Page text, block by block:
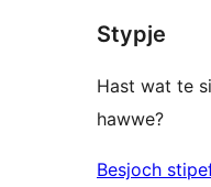
Stypje
Hast wat te
hawwe?
Besjoch